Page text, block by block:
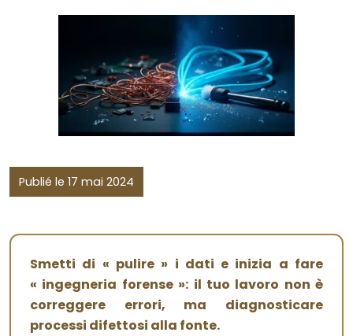
Publié le 17 mai 2024
Smetti di « pulire » i dati e inizia a fare
« ingegneria forense »: il tuo lavoro non è
correggere errori, ma diagnosticare
processi difettosi alla fonte.